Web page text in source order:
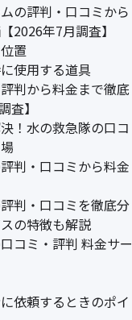
の評判・口コミから
2026年7月調査】
置
使用する道具
判から料金まで徹底
査】
！水の救急隊の口コ
判・口コミから料金
判・口コミを徹底分
の特徴も解説
コミ・評判 料金サー
依頼するときのポイ